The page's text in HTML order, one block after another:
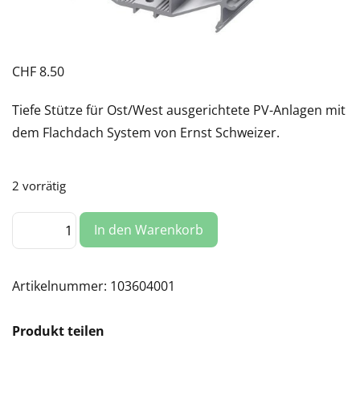
CHF8.50
Tiefe Stütze für Ost/West ausgerichtete PV-Anlagen mit
dem Flachdach System von Ernst Schweizer.
2 vorrätig
Stütze
Ost/West
tief
Schweizer
Menge
In den Warenkorb
Artikelnummer: 103604001
Produkt teilen